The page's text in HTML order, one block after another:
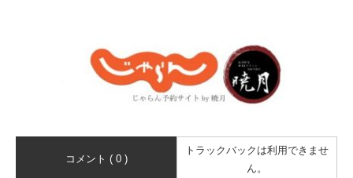
コメント ( 0 )
トラックバックは利用できませ
ん。